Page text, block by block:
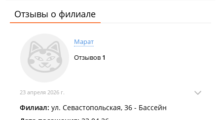
Отзывы о филиале
Марат
Отзывов 1
23 апреля 2026 г.
Филиал: ул. Севастопольская, 36 - Бассейн